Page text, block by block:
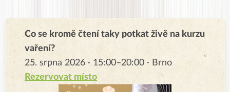
Co se kromě čtení taky potkat živě na kurzu
vaření?
25. srpna 2026 · 15:00–20:00 · Brno
Rezervovat místo